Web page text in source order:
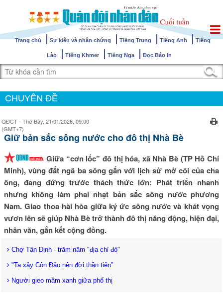
Trang chủ Sự kiện và nhân chứng Tiếng Trung Tiếng Anh Tiếng
Lào Tiếng Khmer Tiếng Nga Đọc Báo In
CHUYÊN ĐỀ
QĐCT - Thứ Bảy, 21/01/2026, 09:00
(GMT+7)
Giữ bản sắc sông nước cho đô thị Nhà Bè
Giữa “cơn lốc” đô thị hóa, xã Nhà Bè (TP Hồ Chí
Minh), vùng đất ngã ba sông gắn với lịch sử mở cõi của cha
ông, đang đứng trước thách thức lớn: Phát triển nhanh
nhưng không làm phai nhạt bản sắc sông nước phương
Nam. Giao thoa hài hòa giữa ký ức sông nước và khát vọng
vươn lên sẽ giúp Nhà Bè trở thành đô thị năng động, hiện đại,
nhân văn, gắn kết cộng đồng.
Chợ Tân Định - trăm năm "địa chỉ đỏ"
"Ta xây Côn Đảo nên đời thần tiên”
Người gieo mầm xanh giữa phố thị